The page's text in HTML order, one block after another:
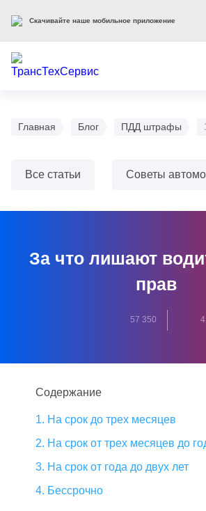
Главная Блог ПДД штрафы
Все статьи Советы
За что лишают
прав
57 350 4
Содержание
1. На срок до трех месяцев
2. На срок от трех месяцев до
3. На срок от года до двух лет
4. Бессрочно
Скачивайте наше мобильное приложение